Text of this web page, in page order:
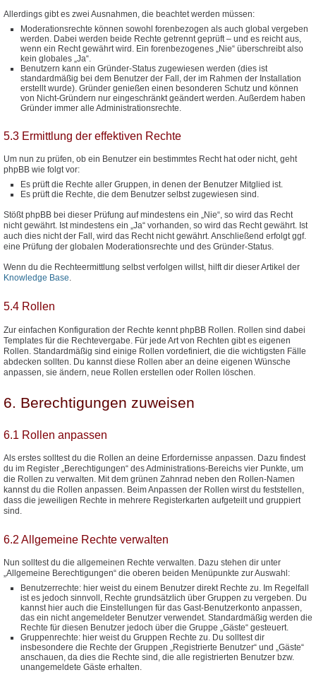
Allerdings gibt es zwei Ausnahmen, die beachtet werden müssen:
Moderationsrechte können sowohl forenbezogen als auch global vergeben
werden. Dabei werden beide Rechte getrennt geprüft – und es reicht aus,
wenn ein Recht gewährt wird. Ein forenbezogenes „Nie“ überschreibt also
kein globales „Ja“.
Benutzern kann ein Gründer-Status zugewiesen werden (dies ist
standardmäßig bei dem Benutzer der Fall, der im Rahmen der Installation
erstellt wurde). Gründer genießen einen besonderen Schutz und können
von Nicht-Gründern nur eingeschränkt geändert werden. Außerdem haben
Gründer immer alle Administrationsrechte.
5.3 Ermittlung der effektiven Rechte
Um nun zu prüfen, ob ein Benutzer ein bestimmtes Recht hat oder nicht, geht
phpBB wie folgt vor:
Es prüft die Rechte aller Gruppen, in denen der Benutzer Mitglied ist.
Es prüft die Rechte, die dem Benutzer selbst zugewiesen sind.
Stößt phpBB bei dieser Prüfung auf mindestens ein „Nie“, so wird das Recht
nicht gewährt. Ist mindestens ein „Ja“ vorhanden, so wird das Recht gewährt. Ist
auch dies nicht der Fall, wird das Recht nicht gewährt. Anschließend erfolgt ggf.
eine Prüfung der globalen Moderationsrechte und des Gründer-Status.
Wenn du die Rechteermittlung selbst verfolgen willst, hilft dir dieser Artikel der
Knowledge Base.
5.4 Rollen
Zur einfachen Konfiguration der Rechte kennt phpBB Rollen. Rollen sind dabei
Templates für die Rechtevergabe. Für jede Art von Rechten gibt es eigenen
Rollen. Standardmäßig sind einige Rollen vordefiniert, die die wichtigsten Fälle
abdecken sollten. Du kannst diese Rollen aber an deine eigenen Wünsche
anpassen, sie ändern, neue Rollen erstellen oder Rollen löschen.
6. Berechtigungen zuweisen
6.1 Rollen anpassen
Als erstes solltest du die Rollen an deine Erfordernisse anpassen. Dazu findest
du im Register „Berechtigungen“ des Administrations-Bereichs vier Punkte, um
die Rollen zu verwalten. Mit dem grünen Zahnrad neben den Rollen-Namen
kannst du die Rollen anpassen. Beim Anpassen der Rollen wirst du feststellen,
dass die jeweiligen Rechte in mehrere Registerkarten aufgeteilt und gruppiert
sind.
6.2 Allgemeine Rechte verwalten
Nun solltest du die allgemeinen Rechte verwalten. Dazu stehen dir unter
„Allgemeine Berechtigungen“ die oberen beiden Menüpunkte zur Auswahl:
Benutzerrechte: hier weist du einem Benutzer direkt Rechte zu. Im Regelfall
ist es jedoch sinnvoll, Rechte grundsätzlich über Gruppen zu vergeben. Du
kannst hier auch die Einstellungen für das Gast-Benutzerkonto anpassen,
das ein nicht angemeldeter Benutzer verwendet. Standardmäßig werden die
Rechte für diesen Benutzer jedoch über die Gruppe „Gäste“ gesteuert.
Gruppenrechte: hier weist du Gruppen Rechte zu. Du solltest dir
insbesondere die Rechte der Gruppen „Registrierte Benutzer“ und „Gäste“
anschauen, da dies die Rechte sind, die alle registrierten Benutzer bzw.
unangemeldete Gäste erhalten.